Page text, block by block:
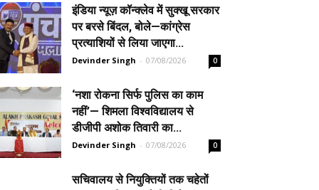
इंडिया न्यूज़ कॉन्क्लेव में सुक्खू सरकार
पर बरसे बिंदल, बोले—कांग्रेस
प्रत्याशियों से लिया जाएगा...
Devinder Singh - 07/08/2026 0
‘नशा रोकना सिर्फ पुलिस का काम
नहीं’— शिमला विश्वविद्यालय से
डीजीपी अशोक तिवारी का...
Devinder Singh - 07/08/2026 0
सचिवालय से नियुक्तियों तक चहेतों